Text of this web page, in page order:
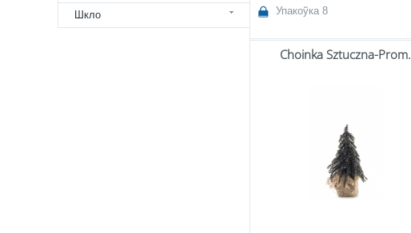
Шкло
Упакоўка 8
Choinka Sztuczna-Prom.